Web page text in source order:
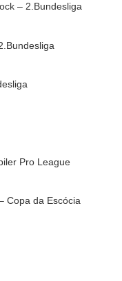
– 2.Bundesliga
Pro League
Copa da Escócia